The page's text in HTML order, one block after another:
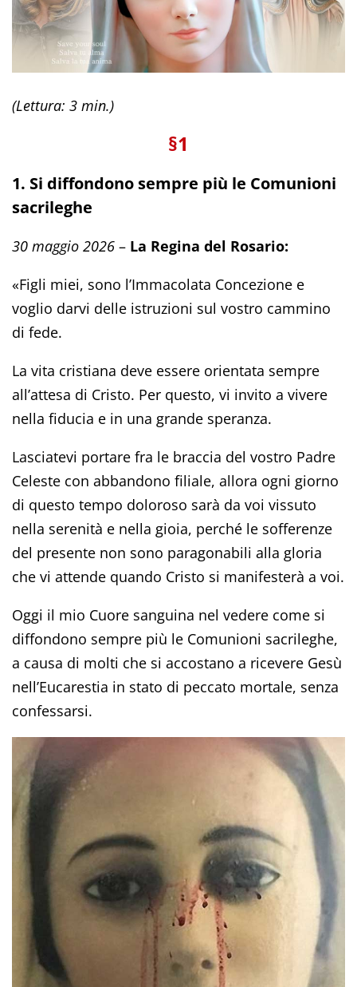
(Lettura: 3 min.)
§1
1. Si diffondono sempre più le Comunioni
sacrileghe
30 maggio 2026 – La Regina del Rosario:
«Figli miei, sono l’Immacolata Concezione e
voglio darvi delle istruzioni sul vostro cammino
di fede.
La vita cristiana deve essere orientata sempre
all’attesa di Cristo. Per questo, vi invito a vivere
nella fiducia e in una grande speranza.
Lasciatevi portare fra le braccia del vostro Padre
Celeste con abbandono filiale, allora ogni giorno
di questo tempo doloroso sarà da voi vissuto
nella serenità e nella gioia, perché le sofferenze
del presente non sono paragonabili alla gloria
che vi attende quando Cristo si manifesterà a voi.
Oggi il mio Cuore sanguina nel vedere come si
diffondono sempre più le Comunioni sacrileghe,
a causa di molti che si accostano a ricevere Gesù
nell’Eucarestia in stato di peccato mortale, senza
confessarsi.